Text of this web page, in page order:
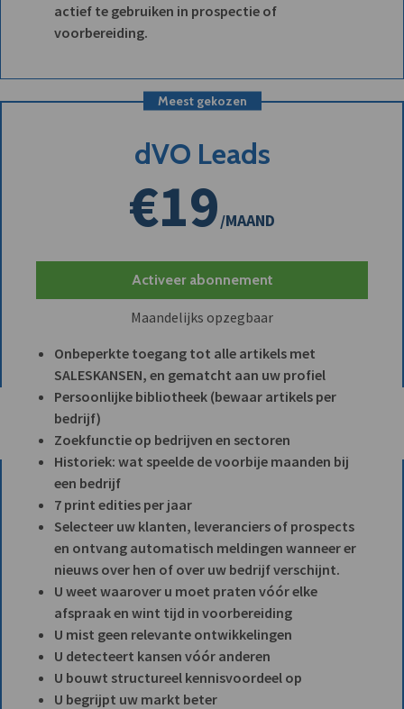
actief te gebruiken in prospectie of
voorbereiding.
Meest gekozen
dVO Leads
€19/MAAND
Activeer abonnement
Maandelijks opzegbaar
Onbeperkte toegang tot alle artikels met
SALESKANSEN, en gematcht aan uw profiel
Persoonlijke bibliotheek (bewaar artikels per
bedrijf)
Zoekfunctie op bedrijven en sectoren
Historiek: wat speelde de voorbije maanden bij
een bedrijf
7 print edities per jaar
Selecteer uw klanten, leveranciers of prospects
en ontvang automatisch meldingen wanneer er
nieuws over hen of over uw bedrijf verschijnt.
U weet waarover u moet praten vóór elke
afspraak en wint tijd in voorbereiding
U mist geen relevante ontwikkelingen
U detecteert kansen vóór anderen
U bouwt structureel kennisvoordeel op
U begrijpt uw markt beter